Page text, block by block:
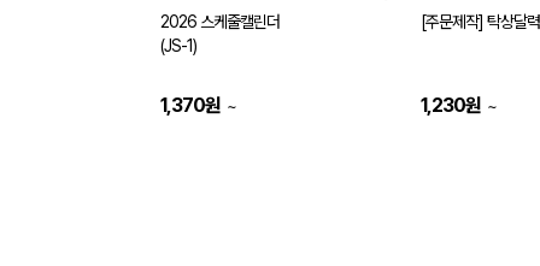
2026 스케줄캘린더
(JS-1)
1,370원 ~
[주문제작] 탁상달
1,230원 ~